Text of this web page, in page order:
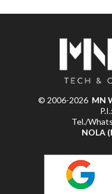
© 2006-2026 MN
Tel./
NOLA